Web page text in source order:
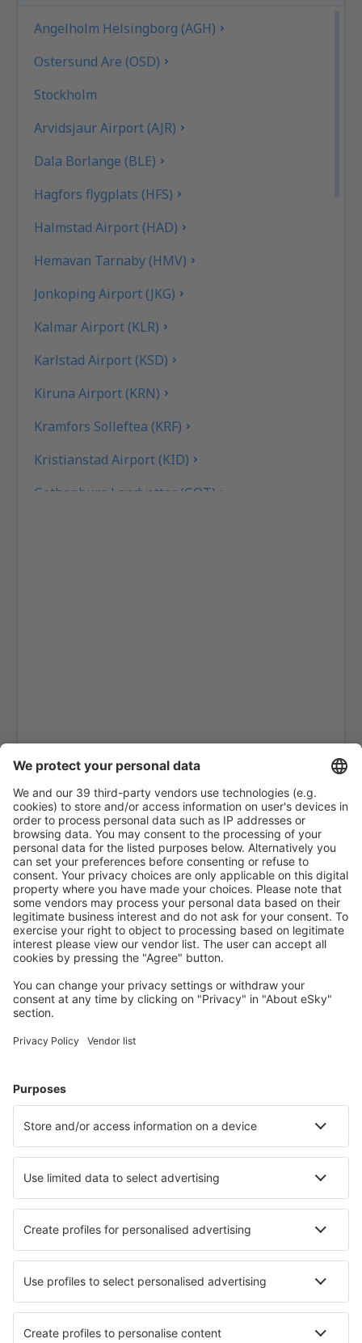
Angelholm Helsingborg (AGH)
Ostersund Are (OSD)
Stockholm
Arvidsjaur Airport (AJR)
Dala Borlange (BLE)
Hagfors flygplats (HFS)
Halmstad Airport (HAD)
Hemavan Tarnaby (HMV)
Jonkoping Airport (JKG)
Kalmar Airport (KLR)
Karlstad Airport (KSD)
Kiruna Airport (KRN)
Kramfors Solleftea (KRF)
Kristianstad Airport (KID)
Gothenburg Landvetter (GOT)
Pajala Yllas (PJA)
Ronneby Airport (RNB)
Sälen-Scandinavian Mountains flygplats (SCR)
Skelleftea Airport (SFT)
Stockholm
Malmo Sturup (MMX)
Sundsvall Harnosand (SDL)
Sveg Airport (EVG)
Umea Airport (UME)
Vilhelmina Airport (VHM)
Visby Airport (VBY)
Vaxjo Smaland (VXO)